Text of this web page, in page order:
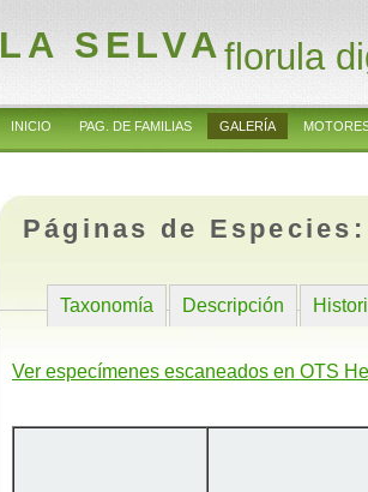
LA SELVAflorula
INICIO PAG. DE FAMILIAS GALERÍA
Páginas de
Taxonomía Descripción
Ver especímenes escaneados en OTS